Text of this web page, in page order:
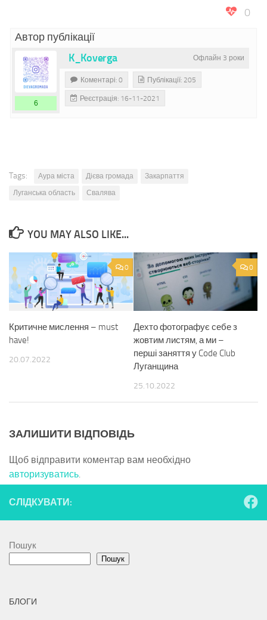
0
Автор публікації
Офлайн 3 роки
K_Koverga
6
Коментарі: 0 Публікації: 205
Реєстрація: 16-11-2021
Tags: Аура міста Дієва громада
Закарпаття
Луганська область
Свалява
YOU MAY ALSO LIKE...
0
Критичне мислення – must
have!
20.07.2022
0
Дехто фотографує себе з
жовтим листям, а ми –
перші заняття у Code Club
Луганщина
25.10.2022
ЗАЛИШИТИ ВІДПОВІДЬ
Щоб відправити коментар вам необхідно
авторизуватись.
СЛІДКУВАТИ:
Пошук
Пошук
БЛОГИ